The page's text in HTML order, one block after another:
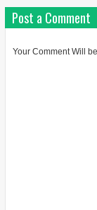
Post a Comment
Your Comment Will